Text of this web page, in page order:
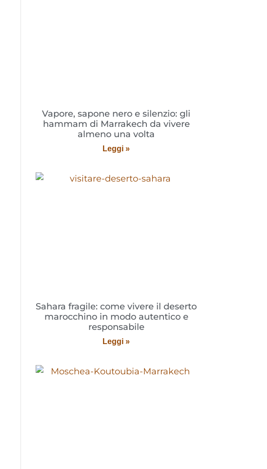
Vapore, sapone nero e silenzio: gli
hammam di Marrakech da vivere
almeno una volta
Leggi »
Sahara fragile: come vivere il deserto
marocchino in modo autentico e
responsabile
Leggi »